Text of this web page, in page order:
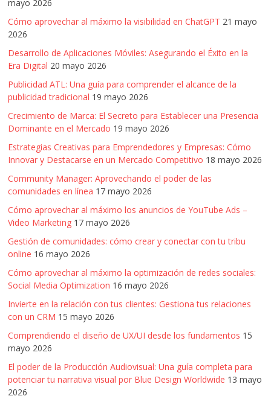
mayo 2026
Cómo aprovechar al máximo la visibilidad en ChatGPT 21 mayo
2026
Desarrollo de Aplicaciones Móviles: Asegurando el Éxito en la
Era Digital 20 mayo 2026
Publicidad ATL: Una guía para comprender el alcance de la
publicidad tradicional 19 mayo 2026
Crecimiento de Marca: El Secreto para Establecer una Presencia
Dominante en el Mercado 19 mayo 2026
Estrategias Creativas para Emprendedores y Empresas: Cómo
Innovar y Destacarse en un Mercado Competitivo 18 mayo 2026
Community Manager: Aprovechando el poder de las
comunidades en línea 17 mayo 2026
Cómo aprovechar al máximo los anuncios de YouTube Ads –
Video Marketing 17 mayo 2026
Gestión de comunidades: cómo crear y conectar con tu tribu
online 16 mayo 2026
Cómo aprovechar al máximo la optimización de redes sociales:
Social Media Optimization 16 mayo 2026
Invierte en la relación con tus clientes: Gestiona tus relaciones
con un CRM 15 mayo 2026
Comprendiendo el diseño de UX/UI desde los fundamentos 15
mayo 2026
El poder de la Producción Audiovisual: Una guía completa para
potenciar tu narrativa visual por Blue Design Worldwide 13 mayo
2026